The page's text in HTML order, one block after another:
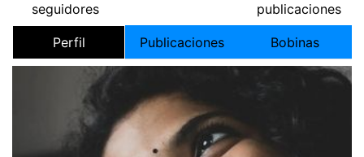
seguidores
publicaciones
Perfil Publicaciones Bobinas